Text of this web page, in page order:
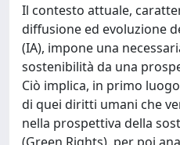
Il contesto attuale,
diffusione ed evoluzione
(IA), impone una
sostenibilità da una
Ciò implica, in primo
di quei diritti umani che
nella prospettiva della